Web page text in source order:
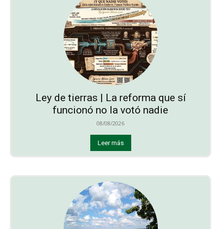
Ley de tierras | La reforma que sí
funcionó no la votó nadie
08/08/2026
Leer más